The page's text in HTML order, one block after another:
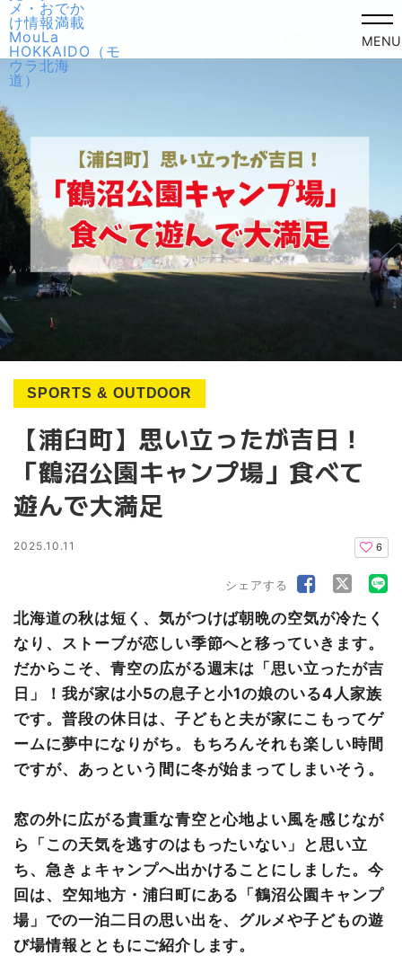
MENU
SPORTS & OUTDOOR
【浦臼町】思い立ったが吉日！
「鶴沼公園キャンプ場」食べて
遊んで大満足
2025.10.11 6
シェアする
北海道の秋は短く、気がつけば朝晩の空気が冷たく
なり、ストーブが恋しい季節へと移っていきます。
だからこそ、青空の広がる週末は「思い立ったが吉
日」！我が家は小5の息子と小1の娘のいる4人家族
です。普段の休日は、子どもと夫が家にこもってゲ
ームに夢中になりがち。もちろんそれも楽しい時間
ですが、あっという間に冬が始まってしまいそう。
窓の外に広がる貴重な青空と心地よい風を感じなが
ら「この天気を逃すのはもったいない」と思い立
ち、急きょキャンプへ出かけることにしました。今
回は、空知地方・浦臼町にある「鶴沼公園キャンプ
場」での一泊二日の思い出を、グルメや子どもの遊
び場情報とともにご紹介します。